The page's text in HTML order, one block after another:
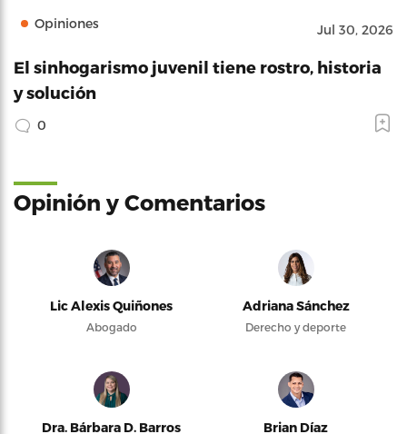
Opiniones Jul 30, 2026
El sinhogarismo juvenil tiene rostro, historia
y solución
0
Opinión y Comentarios
Lic Alexis Quiñones
Abogado
Adriana Sánchez
Derecho y deporte
Dra. Bárbara D. Barros Brian Díaz